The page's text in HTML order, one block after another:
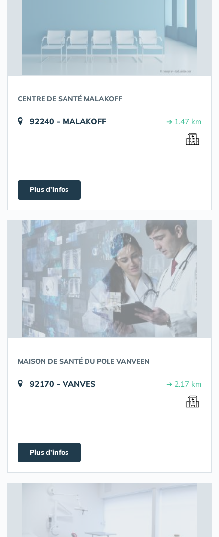
CENTRE DE SANTÉ MALAKOFF
92240 - MALAKOFF ➔ 1.47 km
Plus d'infos
MAISON DE SANTÉ DU POLE VANVEEN
92170 - VANVES ➔ 2.17 km
Plus d'infos